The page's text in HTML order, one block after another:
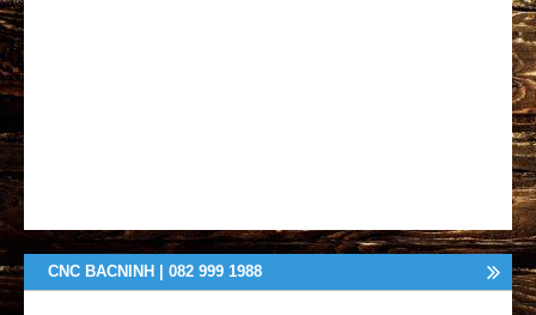
CNC BACNINH | 082 999 1988